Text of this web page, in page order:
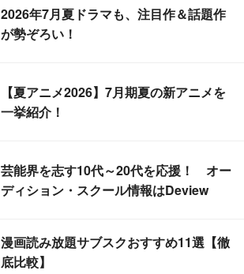
2026年7月夏ドラマも、注目作＆話題作
が勢ぞろい！
【夏アニメ2026】7月期夏の新アニメを
一挙紹介！
芸能界を志す10代～20代を応援！ オー
ディション・スクール情報はDeview
漫画読み放題サブスクおすすめ11選【徹
底比較】